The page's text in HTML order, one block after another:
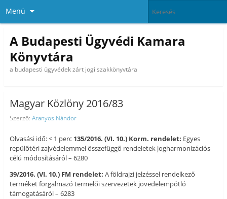
Menü
A Budapesti Ügyvédi Kamara
Könyvtára
a budapesti ügyvédek zárt jogi szakkönyvtára
Magyar Közlöny 2016/83
Szerző: Aranyos Nándor
Olvasási idő: < 1 perc 135/2016. (VI. 10.) Korm. rendelet: Egyes
repülőtéri zajvédelemmel összefüggő rendeletek jogharmonizációs
célú módosításáról – 6280
39/2016. (VI. 10.) FM rendelet: A földrajzi jelzéssel rendelkező
terméket forgalmazó termelői szervezetek jövedelempótló
támogatásáról – 6283